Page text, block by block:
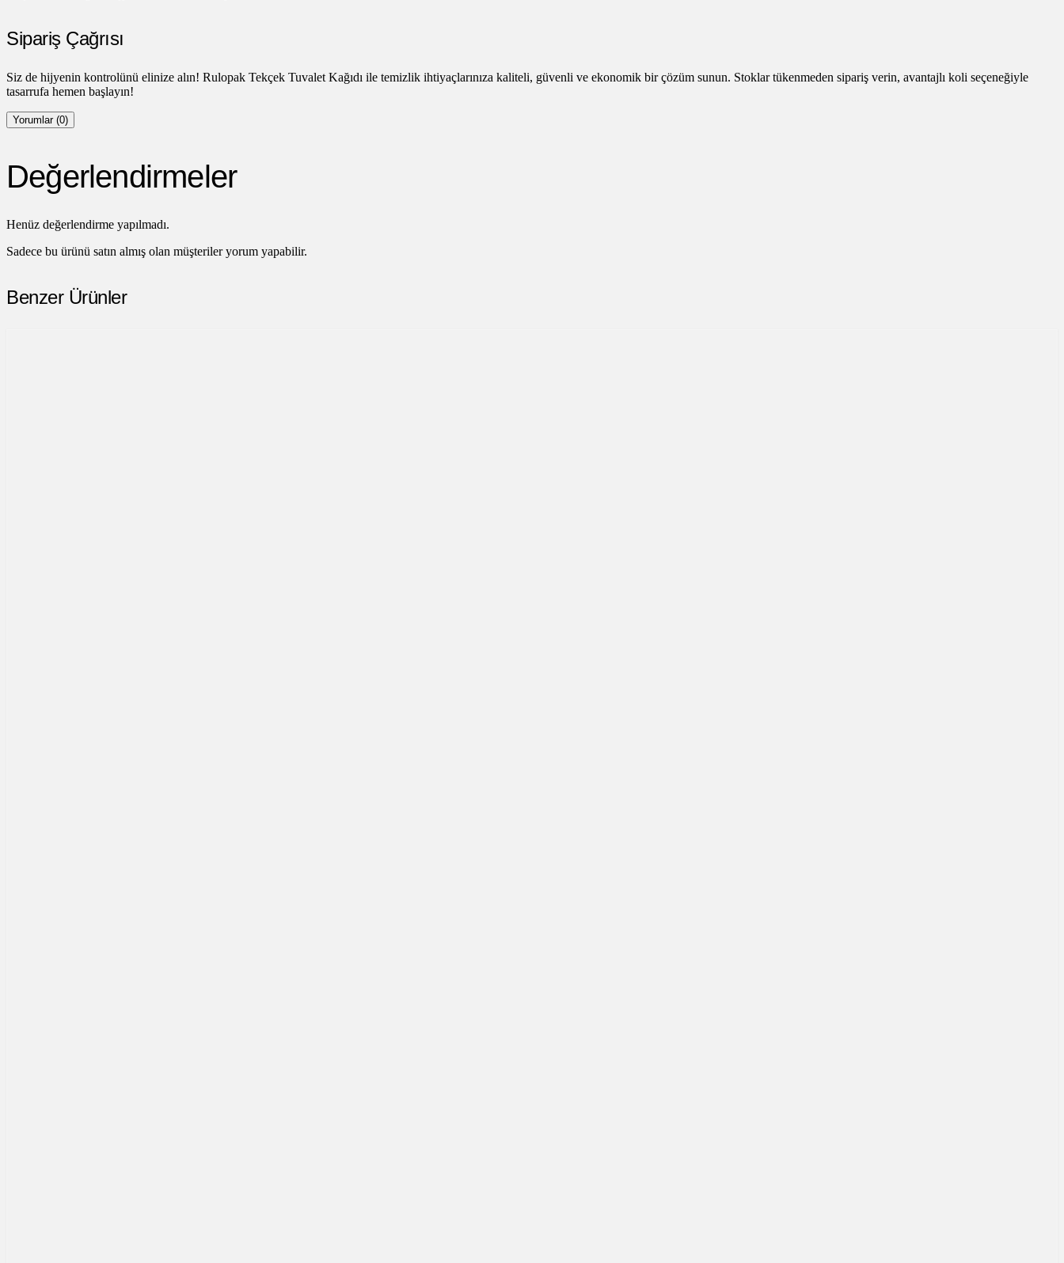
Sipariş Çağrısı
Siz de hijyenin kontrolünü elinize alın! Rulopak Tekçek Tuvalet Kağıdı ile temizlik ihtiyaçlarınıza kaliteli, güvenli ve ekonomik bir çözüm sunun. Stoklar tükenmeden sipariş verin, avantajlı koli seçeneğiyle
tasarrufa hemen başlayın!
Yorumlar (0)
Değerlendirmeler
Henüz değerlendirme yapılmadı.
Sadece bu ürünü satın almış olan müşteriler yorum yapabilir.
Benzer Ürünler